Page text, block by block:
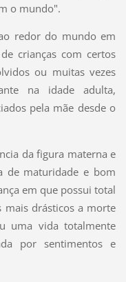
o mundo".
redor do mundo em
crianças com certos
ou muitas vezes
na idade adulta,
pela mãe desde o
da figura materna e
de maturidade e bom
em que possui total
mais drásticos a morte
uma vida totalmente
por sentimentos e